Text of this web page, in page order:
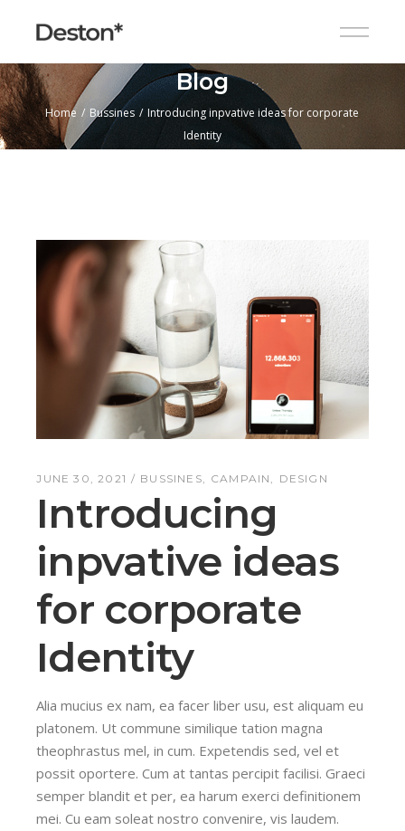
Blog
Home Bussines
Introducing inpvative ideas for corporate
Identity
JUNE 30, 2021 BUSSINES CAMPAIN DESIGN
Introducing
inpvative ideas
for corporate
Identity
Alia mucius ex nam, ea facer liber usu, est aliquam eu
platonem. Ut commune similique tation magna
theophrastus mel, in cum. Expetendis sed, vel et
possit oportere. Cum at tantas percipit facilisi. Graeci
semper blandit et per, ea harum exerci definitionem
mei. Cu eam soleat nostro convenire, vis laudem.